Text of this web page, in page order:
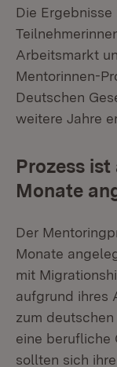
Die
Arbeitsmarkt
Mentorinnen-
Deutschen
weitere Jahre
Prozess
Monate
Der
Monate
mit
aufgrund ihres
zum
eine berufliche
sollten sich